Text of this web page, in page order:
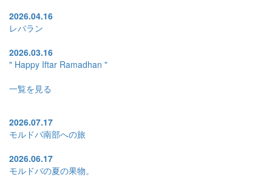
2026.04.16
レバラン
2026.03.16
" Happy Iftar Ramadhan "
一覧を見る
2026.07.17
モルドバ南部への旅
2026.06.17
モルドバの夏の果物。